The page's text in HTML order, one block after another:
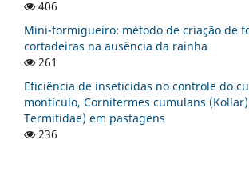
406
Mini-formigueiro: método de criação de
cortadeiras na ausência da rainha
261
Eficiência de inseticidas no controle do
montículo, Cornitermes cumulans
Termitidae) em pastagens
236